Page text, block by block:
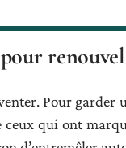
Pour
ceux qui ont